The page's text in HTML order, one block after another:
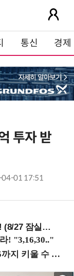
통신 경제
투자 받
04-01 17:51
27 잠실역)